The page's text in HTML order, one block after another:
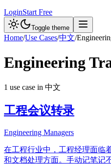
LoginStart Free
Toggle theme
Home/Use Cases/中文/
Engineering
1 use case in 中文
工程会议转录
Engineering Managers
在工程行业中，工程经理面临
和文档处理方面。手动记笔记